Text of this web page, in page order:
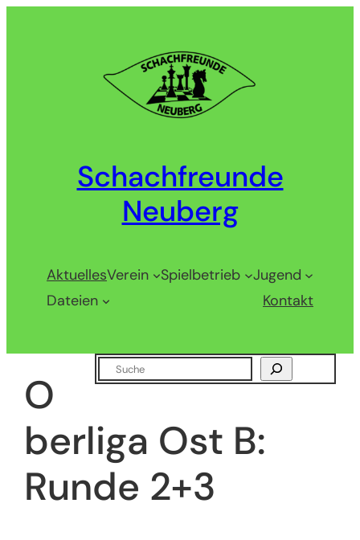
Schachfreunde
Neuberg
AktuellesVerein Spielbetrieb
Jugend
Dateien
Kontakt
Suchen
O
berliga Ost B:
Runde 2+3